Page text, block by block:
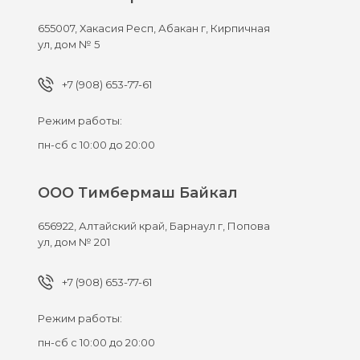
655007,Хакасия Респ, Абакан г, Кирпичная
ул, дом № 5
+7 (908) 653-77-61
Режим работы:
пн-сб с 10:00 до 20:00
ООО Тимбермаш Байкал
656922, Алтайский край, Барнаул г, Попова
ул, дом № 201
+7 (908) 653-77-61
Режим работы:
пн-сб с 10:00 до 20:00